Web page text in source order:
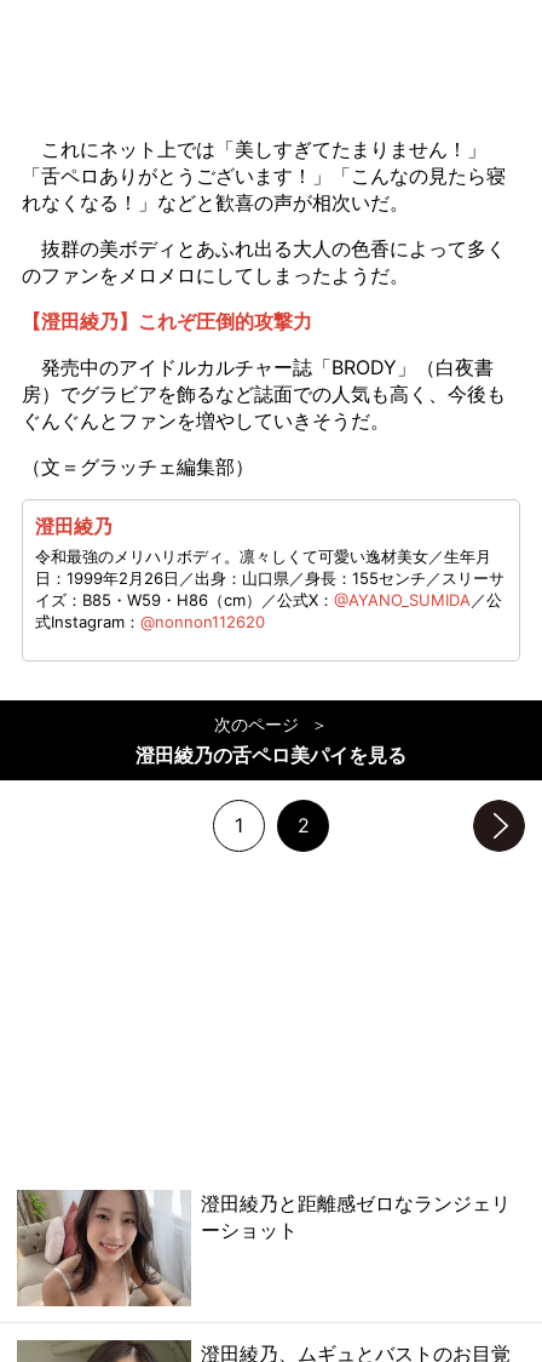
これにネット上では「美しすぎてたまりません！」
「舌ペロありがとうございます！」「こんなの見たら寝
れなくなる！」などと歓喜の声が相次いだ。
抜群の美ボディとあふれ出る大人の色香によって多く
のファンをメロメロにしてしまったようだ。
【澄田綾乃】これぞ圧倒的攻撃力
発売中のアイドルカルチャー誌「BRODY」（白夜書
房）でグラビアを飾るなど誌面での人気も高く、今後も
ぐんぐんとファンを増やしていきそうだ。
（文＝グラッチェ編集部）
澄田綾乃
令和最強のメリハリボディ。凛々しくて可愛い逸材美女／生年月
日：1999年2月26日／出身：山口県／身長：155センチ／スリーサ
イズ：B85・W59・H86（cm）／公式X： @AYANO_SUMIDA ／公
式Instagram： @nonnon112620
次のページ
澄田綾乃の舌ペロ美パイを見る
1 2
澄田綾乃と距離感ゼロなランジェリ
ーショット
澄田綾乃、ムギュとバストのお目覚